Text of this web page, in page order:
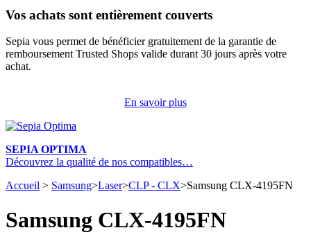
Vos achats sont entièrement couverts
Sepia vous permet de bénéficier gratuitement de la garantie de
remboursement Trusted Shops valide durant 30 jours après votre
achat.
En savoir plus
SEPIA OPTIMA
Découvrez la qualité de nos compatibles…
Accueil > Samsung>Laser>CLP - CLX>Samsung CLX-4195FN
Samsung CLX-4195FN